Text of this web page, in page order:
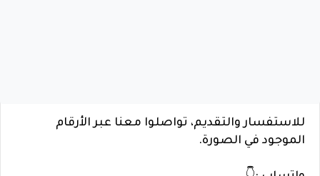
للاستفسار والتقديم، تواصلوا معنا عبر الأرقام
الموجود في الصورة.